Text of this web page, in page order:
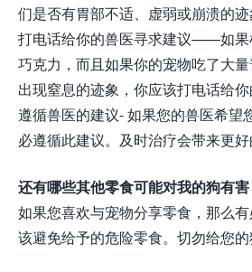
们是否有胃部不适、虚弱或崩溃的迹
打电话给你的兽医寻求建议——如果
巧克力，而且如果你的宠物吃了大
出现窒息的迹象，你应该打电话给你
遵循兽医的建议- 如果您的兽医希望
必遵循此建议。及时治疗会带来更好
还有哪些其他零食可能对我的狗有害
如果您喜欢与宠物分享零食，那么
该避免给予的危险零食。切勿给您